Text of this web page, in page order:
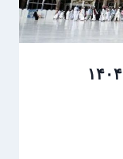
وضعیت اعزام ایرانی‌ها به حج ۱۴۰۴